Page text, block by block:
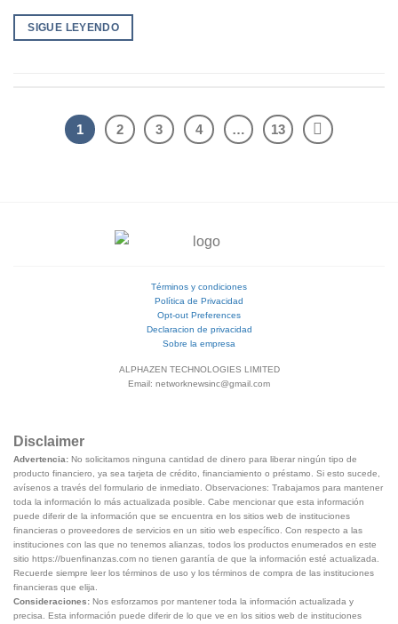
SIGUE LEYENDO
1 2 3 4 … 13
Términos y condiciones
Política de Privacidad
Opt-out Preferences
Declaracion de privacidad
Sobre la empresa
ALPHAZEN TECHNOLOGIES LIMITED
Email: networknewsinc@gmail.com
Disclaimer
Advertencia: No solicitamos ninguna cantidad de dinero para liberar ningún tipo de
producto financiero, ya sea tarjeta de crédito, financiamiento o préstamo. Si esto sucede,
avísenos a través del formulario de inmediato. Observaciones: Trabajamos para mantener
toda la información lo más actualizada posible. Cabe mencionar que esta información
puede diferir de la información que se encuentra en los sitios web de instituciones
financieras o proveedores de servicios en un sitio web específico. Con respecto a las
instituciones con las que no tenemos alianzas, todos los productos enumerados en este
sitio https://buenfinanzas.com no tienen garantía de que la información esté actualizada.
Recuerde siempre leer los términos de uso y los términos de compra de las instituciones
financieras que elija.
Consideraciones: Nos esforzamos por mantener toda la información actualizada y
precisa. Esta información puede diferir de lo que ve en los sitios web de instituciones